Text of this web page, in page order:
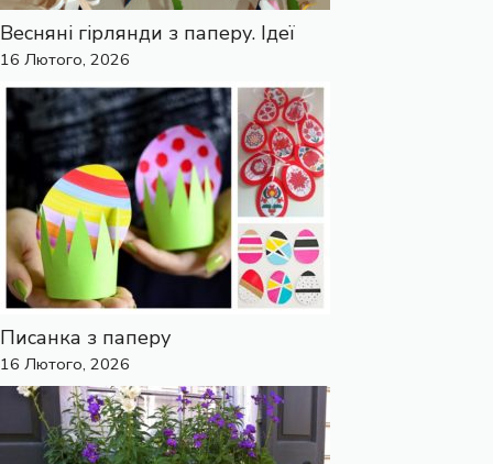
Весняні гірлянди з паперу. Ідеї
16 Лютого, 2026
Писанка з паперу
16 Лютого, 2026